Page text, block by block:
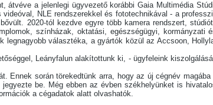
a jelenlegi ügyvezető korábbi Gaia Multimédia
NLE rendszerekkel és fototechnikával - a
2020-tól kezdve egyre több kamera rendszert,
színházak, oktatási, egészségügyi, kormányzati
választéka, a gyártók közül az Accsoon,
Leányfalun alakítottunk ki, - ügyfeleink
Ennek során törekedtünk arra, hogy az új cégnév
be. Még ebben az évben székhelyünket is
a cégadatok alatt olvashatók.